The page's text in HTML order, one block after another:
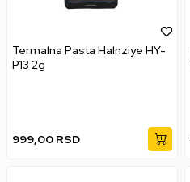
Termalna Pasta Halnziye HY-
P13 2g
999,00 RSD